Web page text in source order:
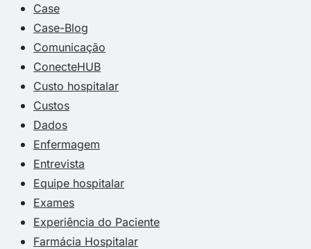
Case
Case-Blog
Comunicação
ConecteHUB
Custo hospitalar
Custos
Dados
Enfermagem
Entrevista
Equipe hospitalar
Exames
Experiência do Paciente
Farmácia Hospitalar